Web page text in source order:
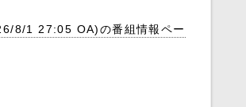
8/1 27:05 OA)の番組情報ペー